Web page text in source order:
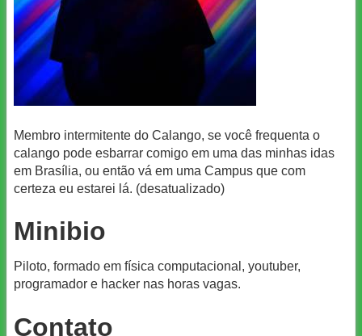
Membro intermitente do Calango, se você frequenta o
calango pode esbarrar comigo em uma das minhas idas
em Brasília, ou então vá em uma Campus que com
certeza eu estarei lá. (desatualizado)
Minibio
Piloto, formado em física computacional, youtuber,
programador e hacker nas horas vagas.
Contato